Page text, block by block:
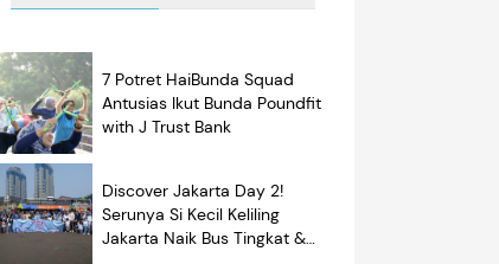
7 Potret HaiBunda Squad
Antusias Ikut Bunda Poundfit
with J Trust Bank
Discover Jakarta Day 2!
Serunya Si Kecil Keliling
Jakarta Naik Bus Tingkat &